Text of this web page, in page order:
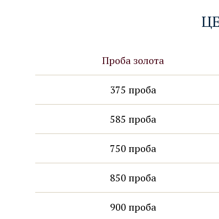
Проба золота
375 проба
золото на переплавку
750 проба
золото на переплавку
375 проба
585 проба
750 проба
850 проба
900 проба